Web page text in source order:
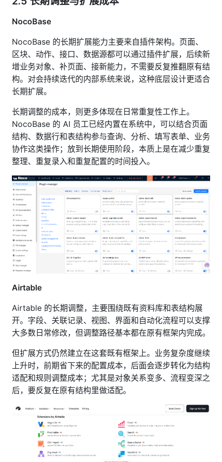
NocoBase
NocoBase 的长期扩展能力主要来自插件架构。页面、
区块、动作、接口、数据源都可以通过插件扩展，后续新
增业务对象、补页面、接新能力，不需要反复推翻原有结
构。对会持续迭代的内部系统来说，这种底层设计更适合
长期扩展。
长期调整的成本，则更多体现在日常重复性工作上。
NocoBase 的 AI 员工已经内置在系统中，可以结合页面
结构、数据行和表结构参与查询、分析、填写表单、业务
协作这类操作；放到长期使用阶段，本质上是在减少重复
整理、重复录入和重复配置的时间投入。
Airtable
Airtable 的长期调整，主要围绕既有资料库和表结构展
开。字段、关联记录、视图、界面和自动化流程可以支撑
大多数日常修改，但调整路径基本都在原有框架内完成。
但扩展方式仍然建立在这套既有框架上。业务复杂度继续
上升时，前期省下来的配置成本，后面会逐步转化为结构
适配和规则调整成本；尤其是对象关系变多、流程变深之
后，要反复在原有结构里做适配。